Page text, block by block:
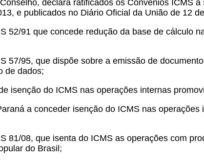
declara ratificados os Convênios ICMS
e publicados no Diário Oficial da União de 12
52/91 que concede redução da base de cálculo
57/95, que dispõe sobre a emissão de
de dados;
isenção do ICMS nas operações internas
a conceder isenção do ICMS nas
81/08, que isenta do ICMS as operações com
do Brasil;